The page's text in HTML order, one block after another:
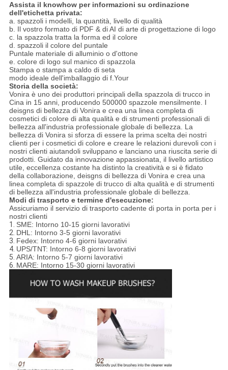
Assista il knowhow per informazioni su ordinazione
dell'etichetta privata:
a. spazzoli i modelli, la quantità, livello di qualità
b. Il vostro formato di PDF & di AI di arte di progettazione di logo
c. la spazzola tratta la forma ed il colore
d. spazzoli il colore del puntale
Puntale materiale di alluminio o d'ottone
e. colore di logo sul manico di spazzola
Stampa o stampa a caldo di seta
modo ideale dell'imballaggio di f.Your
Storia della società:
Vonira è uno dei produttori principali della spazzola di trucco in
Cina in 15 anni, producendo 500000 spazzole mensilmente. I
deisgns di bellezza di Vonira e crea una linea completa di
cosmetici di colore di alta qualità e di strumenti professionali di
bellezza all'industria professionale globale di bellezza. La
bellezza di Vonira si sforza di essere la prima scelta dei nostri
clienti per i cosmetici di colore e creare le relazioni durevoli con i
nostri clienti aiutandoli sviluppano e lanciano una riuscita serie di
prodotti. Guidato da innovazione appassionata, il livello artistico
utile, eccellenza costante ha distinto la creatività e si è fidato
della collaborazione, deisgns di bellezza di Vonira e crea una
linea completa di spazzole di trucco di alta qualità e di strumenti
di bellezza all'industria professionale globale di bellezza.
Modi di trasporto e termine d'esecuzione:
Assicuriamo il servizio di trasporto cadente di porta in porta per i
nostri clienti
1. SME: Intorno 10-15 giorni lavorativi
2. DHL: Intorno 3-5 giorni lavorativi
3. Fedex: Intorno 4-6 giorni lavorativi
4. UPS/TNT: Intorno 6-8 giorni lavorativi
5. ARIA: Intorno 5-7 giorni lavorativi
6. MARE: Intorno 15-30 giorni lavorativi